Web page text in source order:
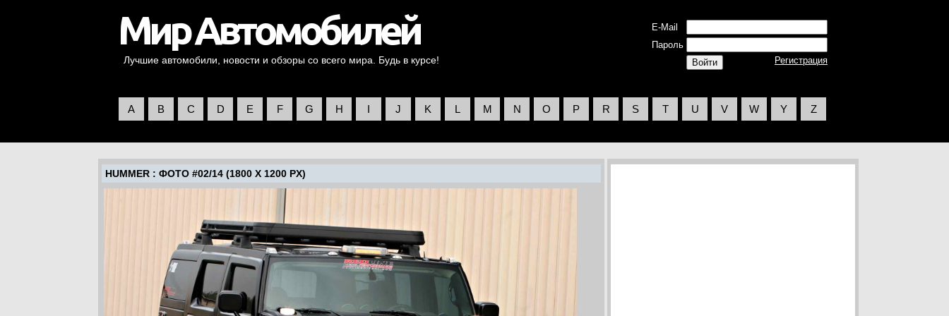
Лучшие автомобили, новости и обзоры со всего мира. Будь в курсе!
E-Mail
Пароль
Регистрация
A B C D E F G H I J K L M N O P R S T U V W Y Z
HUMMER: ФОТО #02/14 (1800 X 1200 PX)